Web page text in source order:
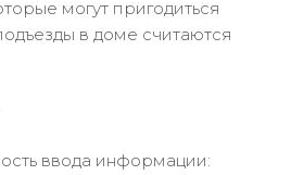
могут пригодиться
в доме считаются
ввода информации: